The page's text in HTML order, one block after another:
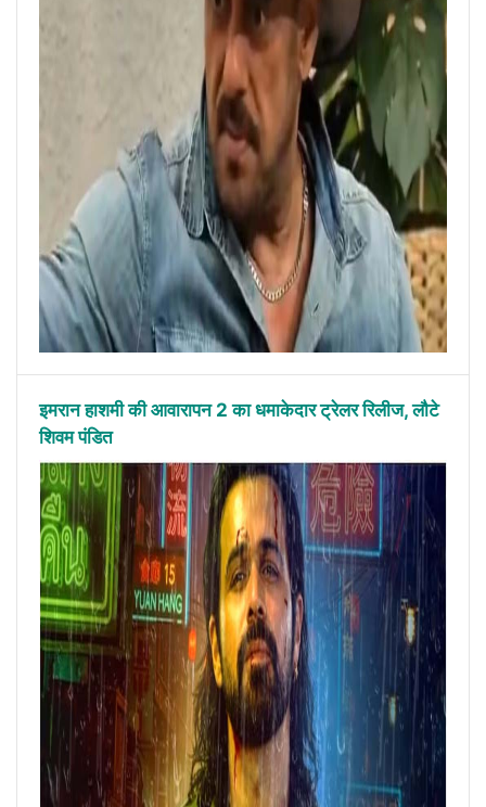
इमरान हाशमी की आवारापन 2 का धमाकेदार ट्रेलर रिलीज, लौटे
शिवम पंडित